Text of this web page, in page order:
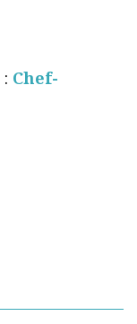
: Chef-